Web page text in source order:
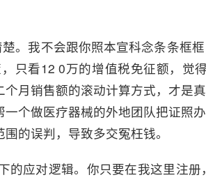
。我不会跟你照本宣科念条条框
只看12 0万的增值税免征额，觉
月销售额的滚动计算方式，才是
个做医疗器械的外地团队把证照
的误判，导致多交冤枉钱。
应对逻辑。你只要在我这里注